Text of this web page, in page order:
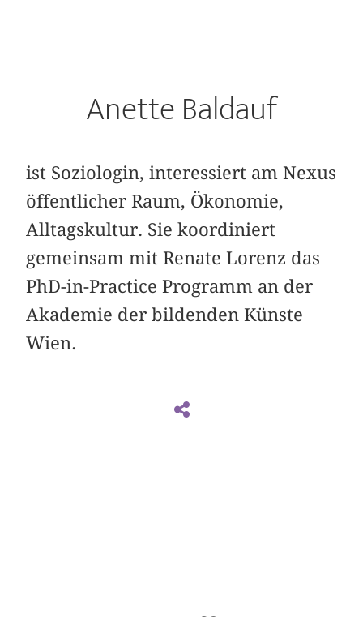
Anette Baldauf
ist Soziologin, interessiert am Nexus
öffentlicher Raum, Ökonomie,
Alltagskultur. Sie koordiniert
gemeinsam mit Renate Lorenz das
PhD-in-Practice Programm an der
Akademie der bildenden Künste
Wien.